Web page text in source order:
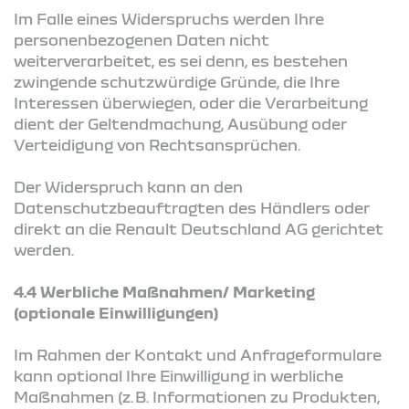
Im Falle eines Widerspruchs werden Ihre
personenbezogenen Daten nicht
weiterverarbeitet, es sei denn, es bestehen
zwingende schutzwürdige Gründe, die Ihre
Interessen überwiegen, oder die Verarbeitung
dient der Geltendmachung, Ausübung oder
Verteidigung von Rechtsansprüchen.
Der Widerspruch kann an den
Datenschutzbeauftragten des Händlers oder
direkt an die Renault Deutschland AG gerichtet
werden.
4.4 Werbliche Maßnahmen/ Marketing
(optionale Einwilligungen)
Im Rahmen der Kontakt und Anfrageformulare
kann optional Ihre Einwilligung in werbliche
Maßnahmen (z. B. Informationen zu Produkten,